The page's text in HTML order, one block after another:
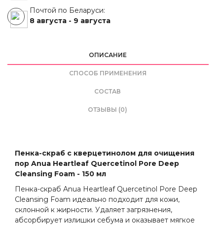
Почтой по Беларуси:
8 августа - 9 августа
ОПИСАНИЕ
CПОСОБ ПРИМЕНЕНИЯ
СОСТАВ
ОТЗЫВЫ (0)
Пенка-скраб с кверцетинолом для очищения
пор Anua Heartleaf Quercetinol Pore Deep
Cleansing Foam - 150 мл
Пенка-скраб Anua Heartleaf Quercetinol Pore Deep
Cleansing Foam идеально подходит для кожи,
склонной к жирности. Удаляет загрязнения,
абсорбирует излишки себума и оказывает мягкое